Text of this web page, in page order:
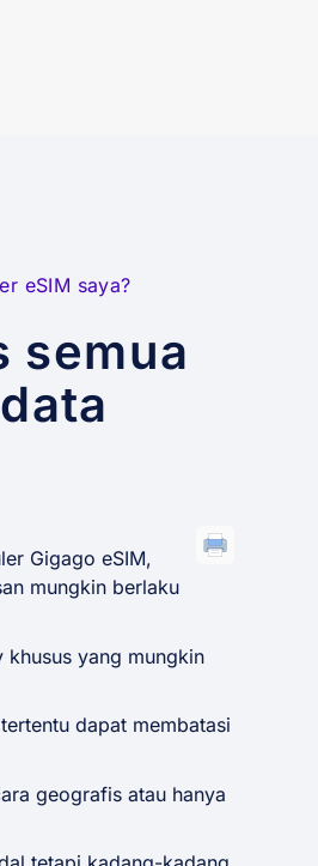
eSIM saya?
semua
Gigago eSIM,
mungkin berlaku
yang mungkin
dapat membatasi
geografis atau hanya